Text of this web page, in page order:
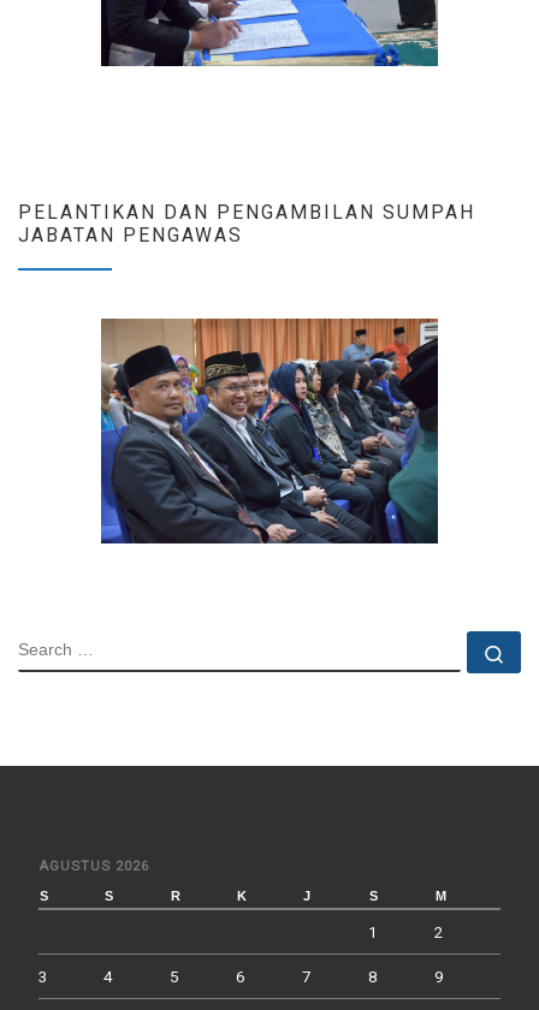
PELANTIKAN DAN PENGAMBILAN SUMPAH
JABATAN PENGAWAS
SEARCH
AGUSTUS 2026
S S R K J S M
1 2
3 4 5 6 7 8 9